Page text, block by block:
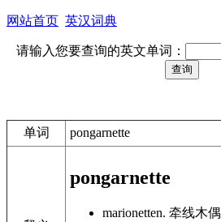
网站首页 英汉词典
请输入您要查询的英文单词：
单词 pongarnette
pongarnette
marionetten. 牵线木偶